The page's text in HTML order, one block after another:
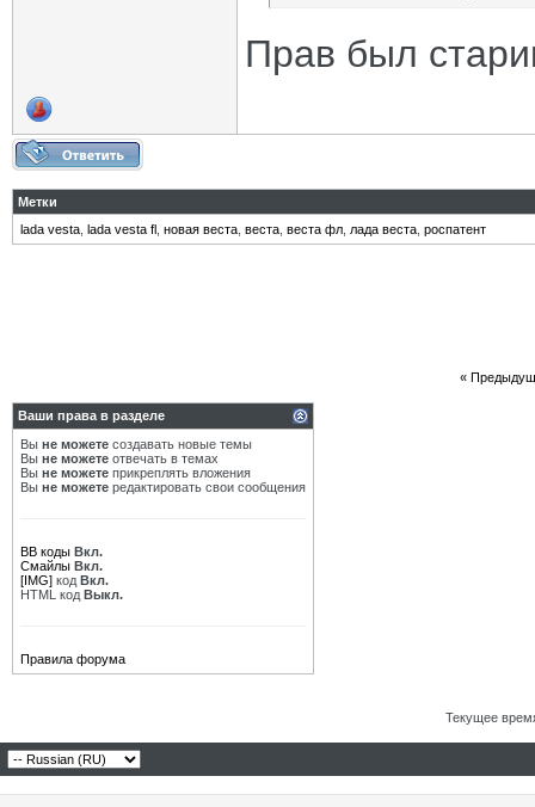
Прав был
Метки
lada vesta lada vesta fl новая веста веста веста фл лада веста роспатент
«
Ваши права в разделе
Вы не можете создавать новые темы
Вы не можете отвечать в темах
Вы не можете прикреплять вложения
Вы не можете редактировать свои сообщения
BB коды Вкл.
Смайлы Вкл.
[IMG] код Вкл.
HTML код Выкл.
Правила форума
Текущее